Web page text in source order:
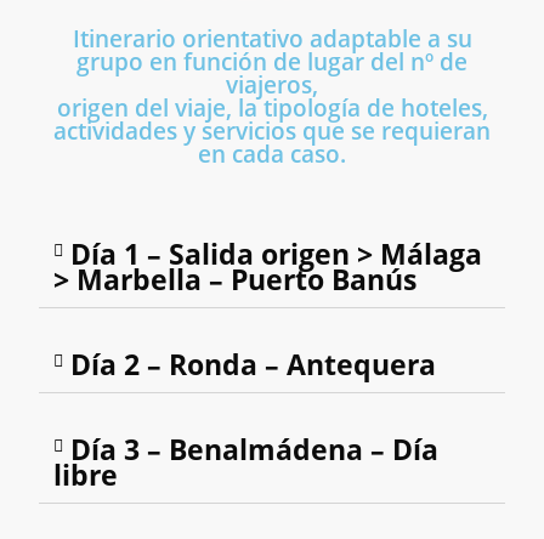
Itinerario orientativo adaptable a su
grupo en función de lugar del nº de
viajeros,
origen del viaje, la tipología de hoteles,
actividades y servicios que se requieran
en cada caso.
Día 1 – Salida origen > Málaga
> Marbella – Puerto Banús
Día 2 – Ronda – Antequera
Día 3 – Benalmádena – Día
libre